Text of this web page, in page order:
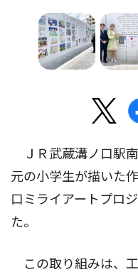
ＪＲ武蔵溝ノ口駅
元の小学生が描いた
口ミライアートプロ
た。
この取り組みは、